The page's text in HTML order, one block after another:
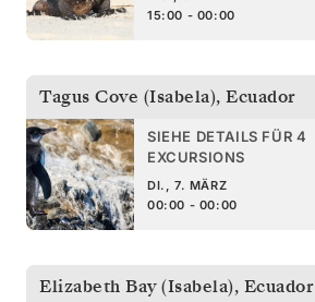
15:00 - 00:00
Tagus Cove (Isabela), Ecuador
SIEHE DETAILS FÜR 4
EXCURSIONS
DI., 7. MÄRZ
00:00 - 00:00
Elizabeth Bay (Isabela), Ecuador